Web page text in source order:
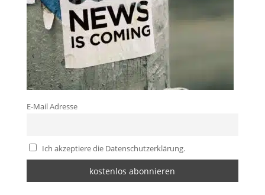
E-Mail Adresse
Ich akzeptiere die Datenschutzerklärung.